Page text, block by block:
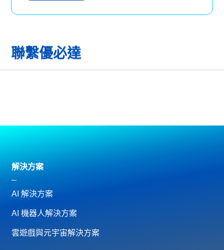
聯繫優必達
解決方案
AI 解決方案
AI 機器人解決方案
雲遊戲與元宇宙解決方案